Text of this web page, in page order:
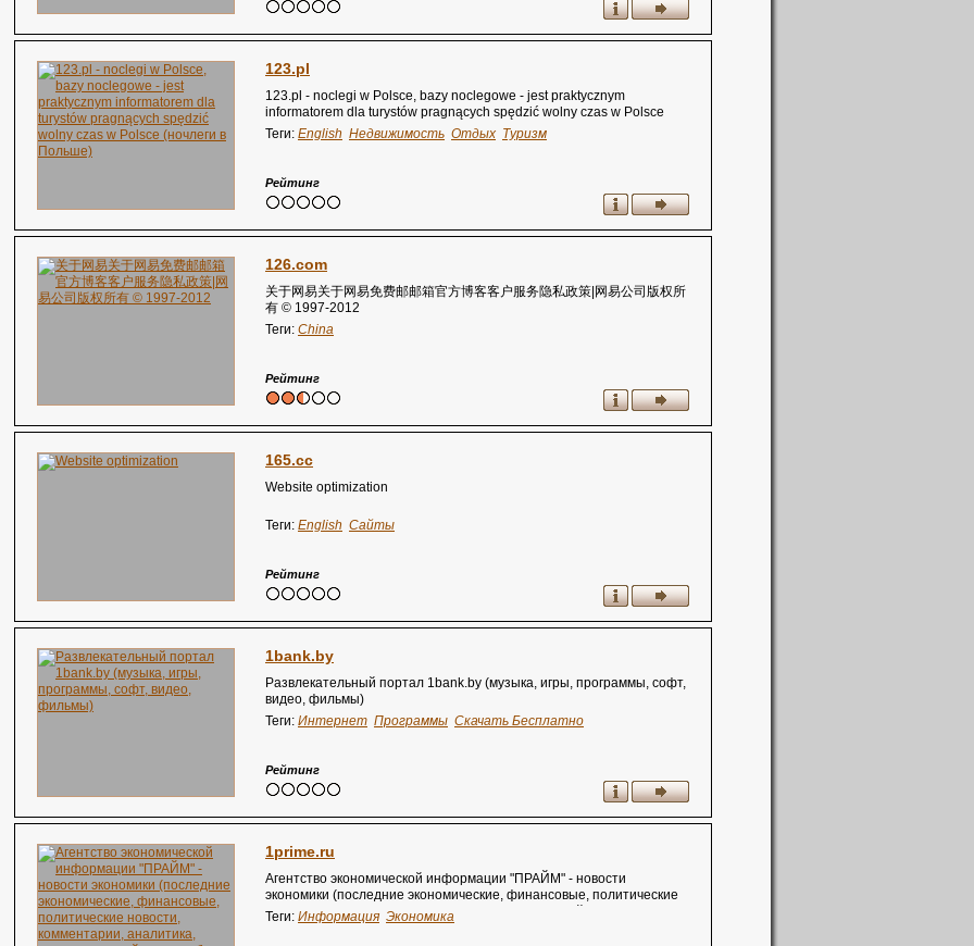
123.pl
123.pl - noclegi w Polsce, bazy noclegowe - jest praktycznym
informatorem dla turystów pragnących spędzić wolny czas w Polsce
(ночлеги в Польше)
Теги: English Недвижимость Отдых Туризм
Рейтинг
126.com
关于网易关于网易免费邮邮箱官方博客客户服务隐私政策|网易公司版权所
有 © 1997-2012
Теги: China
Рейтинг
165.cc
Website optimization
Теги: English Сайты
Рейтинг
1bank.by
Развлекательный портал 1bank.by (музыка, игры, программы, софт,
видео, фильмы)
Теги: Интернет Программы Скачать Бесплатно
Рейтинг
1prime.ru
Агентство экономической информации "ПРАЙМ" - новости
экономики (последние экономические, финансовые, политические
новости, комментарии, аналитика, котировки акций, ценных бумаг,
курсы валют, календарь событий)
Теги: Информация Экономика